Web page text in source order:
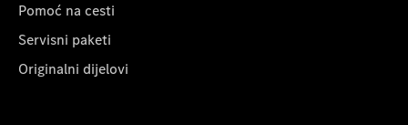
Pomoć na cesti
Servisni paketi
Originalni dijelovi